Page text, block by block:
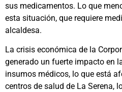
sus medicamentos. Lo que
esta situación, que requiere
alcaldesa.
La crisis económica de la
generado un fuerte impacto en
insumos médicos, lo que está
centros de salud de La Serena,